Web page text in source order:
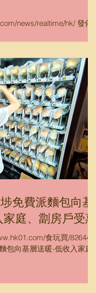
news/realtime/hk/ 發佈時
負擔。由本月起，知名社企
天關...
免費派麵包向基
庭、劏房戶受惠
食玩買/826449/
包向基層送暖-低收入家庭-